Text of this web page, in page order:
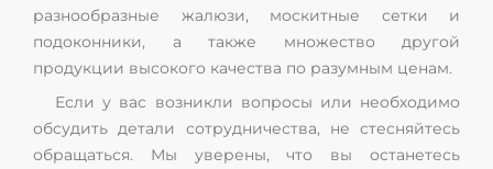
разнообразные жалюзи, москитные сетки и
подоконники, а также множество другой
продукции высокого качества по разумным ценам.
Если у вас возникли вопросы или необходимо
обсудить детали сотрудничества, не стесняйтесь
обращаться. Мы уверены, что вы останетесь